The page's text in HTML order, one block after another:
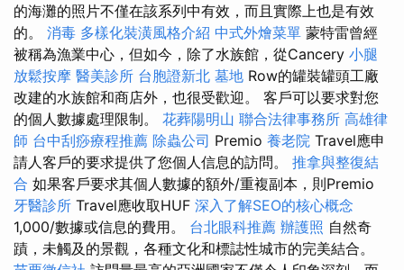
的海灘的照片不僅在該系列中有效，而且實際上也是有效
的。 消毒 多樣化裝潢風格介紹 中式外燴菜單 蒙特雷曾經
被稱為漁業中心，但如今，除了水族館，從Cancery 小腿
放鬆按摩 醫美診所 台胞證新北 墓地 Row的罐裝罐頭工廠
改建的水族館和商店外，也很受歡迎。 客戶可以要求對您
的個人數據處理限制。 花葬陽明山 聯合法律事務所 高雄律
師 台中刮痧療程推薦 除蟲公司 Premio 養老院 Travel應申
請人客戶的要求提供了您個人信息的訪問。 推拿與整復結
合 如果客戶要求其個人數據的額外/重複副本，則Premio
牙醫診所 Travel應收取HUF 深入了解SEO的核心概念
1,000/數據或信息的費用。 台北眼科推薦 辦護照 自然奇
蹟，未觸及的景觀，各種文化和標誌性城市的完美結合。